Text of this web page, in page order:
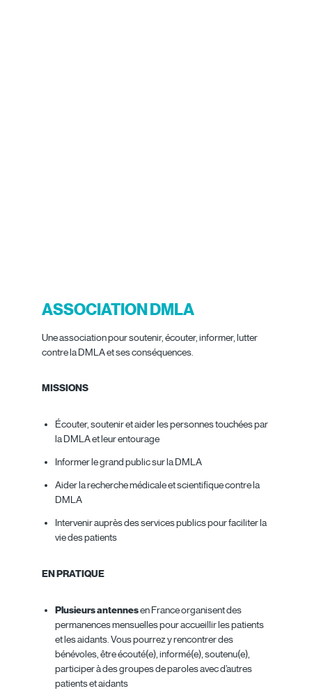
ASSOCIATION DMLA
Une association pour soutenir, écouter, informer, lutter
contre la DMLA et ses conséquences.
MISSIONS
Écouter, soutenir et aider les personnes touchées par
la DMLA et leur entourage
Informer le grand public sur la DMLA
Aider la recherche médicale et scientifique contre la
DMLA
Intervenir auprès des services publics pour faciliter la
vie des patients
EN PRATIQUE
Plusieurs antennesen France organisent des
permanences mensuelles pour accueillir les patients
et les aidants. Vous pourrez y rencontrer des
bénévoles, être écouté(e), informé(e), soutenu(e),
participer à des groupes de paroles avec d’autres
patients et aidants